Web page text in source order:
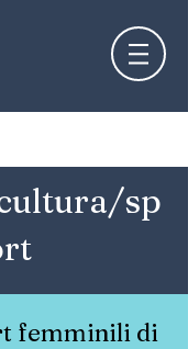
sp
femminili di